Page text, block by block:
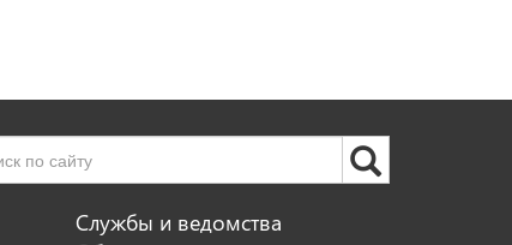
Службы и ведомства